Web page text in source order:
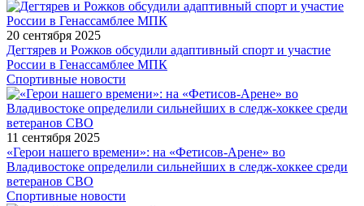
20 сентября 2025
Дегтярев и Рожков обсудили адаптивный спорт и участие
России в Генассамблее МПК
Спортивные новости
11 сентября 2025
«Герои нашего времени»: на «Фетисов-Арене» во
Владивостоке определили сильнейших в следж-хоккее среди
ветеранов СВО
Спортивные новости